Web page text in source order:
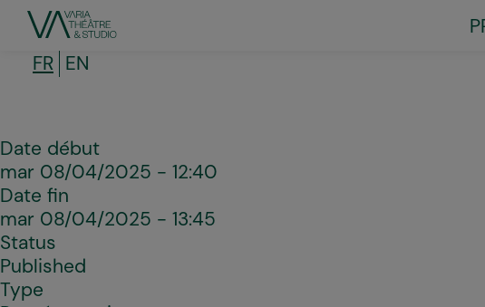
contenu
FR EN
Date début
mar 08/04/2025 - 12:40
Date fin
mar 08/04/2025 - 13:45
Status
Published
Type